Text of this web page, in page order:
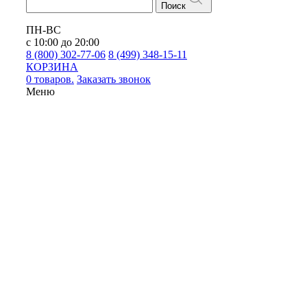
Поиск
ПН-ВС
с 10:00 до 20:00
8 (800) 302-77-06 8 (499) 348-15-11
КОРЗИНА
0 товаров. Заказать звонок
Меню